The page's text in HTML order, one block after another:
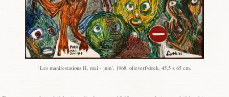
‘Les manifestations II, mai - juin’, 1968, olieverf/doek, 45,5 x 65 cm.